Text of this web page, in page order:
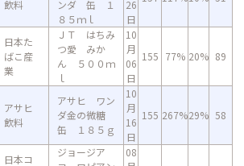
飲料
ンダ 缶 １
８５ｍｌ
26
日
日本た
ばこ産
業
ＪＴ はちみ
つ愛 みか
ん ５００ｍ
ｌ
10
月
06
日
155 77% 20% 89
アサヒ
飲料
アサヒ ワン
ダ金の微糖
缶 １８５ｇ
10
月
16
日
155 267%29% 58
日本コ
ジョージア
08